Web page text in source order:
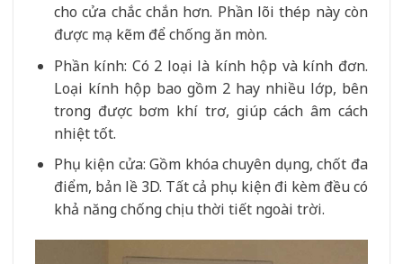
cho cửa chắc chắn hơn. Phần lõi thép này còn
được mạ kẽm để chống ăn mòn.
Phần kính: Có 2 loại là kính hộp và kính đơn.
Loại kính hộp bao gồm 2 hay nhiều lớp, bên
trong được bơm khí trơ, giúp cách âm cách
nhiệt tốt.
Phụ kiện cửa: Gồm khóa chuyên dụng, chốt đa
điểm, bản lề 3D. Tất cả phụ kiện đi kèm đều có
khả năng chống chịu thời tiết ngoài trời.